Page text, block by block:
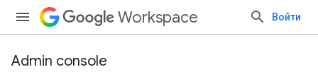
Workspace Войти
Admin console